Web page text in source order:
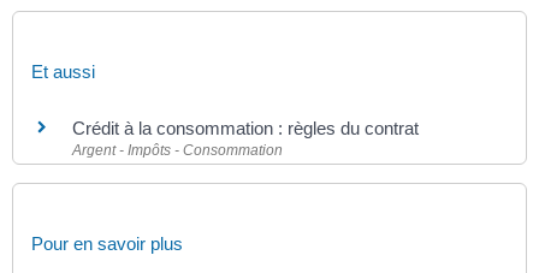
Et aussi
Crédit à la consommation : règles du contrat
Argent - Impôts - Consommation
Pour en savoir plus